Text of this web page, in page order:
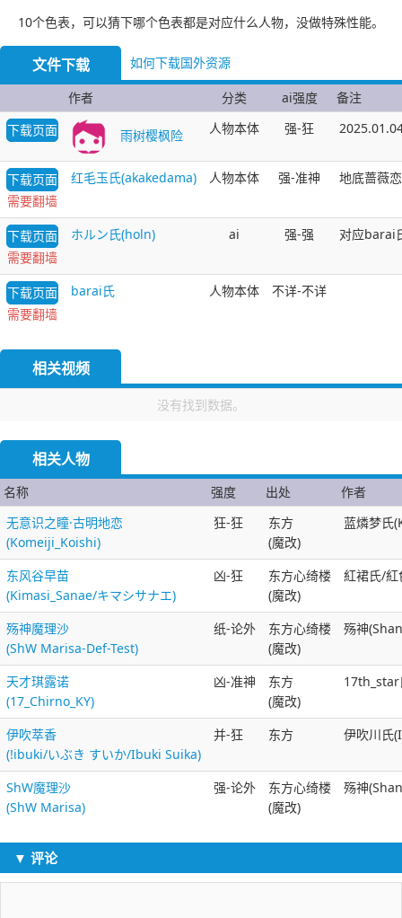
10个色表，可以猜下哪个色表都是对应什么人物，没做特殊性能。
文件下载 如何下载国外资源
作者 分类 ai强度
备注
下载页面
雨树樱枫险 人物本体 强-狂
下载页面
需要翻墙
红毛玉氏(akakedama) 人物本体 强-准神 地底蔷薇
下载页面
需要翻墙
ホルン氏(holn) ai 强-强 对应barai
下载页面
需要翻墙
barai氏 人物本体 不详-不详
相关视频
没有找到数据。
相关人物
名称 强度 出处
作者
无意识之瞳·古明地恋
(Komeiji_Koishi)
狂-狂
东方
(魔改)
蓝燐梦氏
东风谷早苗
(Kimasi_Sanae/キマシサナエ)
凶-狂
东方心绮楼
(魔改)
紅裙氏/
殇神魔理沙
(ShW Marisa-Def-Test)
纸-论外
东方心绮楼
(魔改)
殇神
天才琪露诺
(17_Chirno_KY)
凶-准神
东方
(魔改)
伊吹萃香
(!ibuki/いぶき すいか/Ibuki Suika)
并-狂 东方 伊吹川氏
ShW魔理沙
(ShW Marisa)
强-论外
东方心绮楼
(魔改)
殇神
▼ 评论